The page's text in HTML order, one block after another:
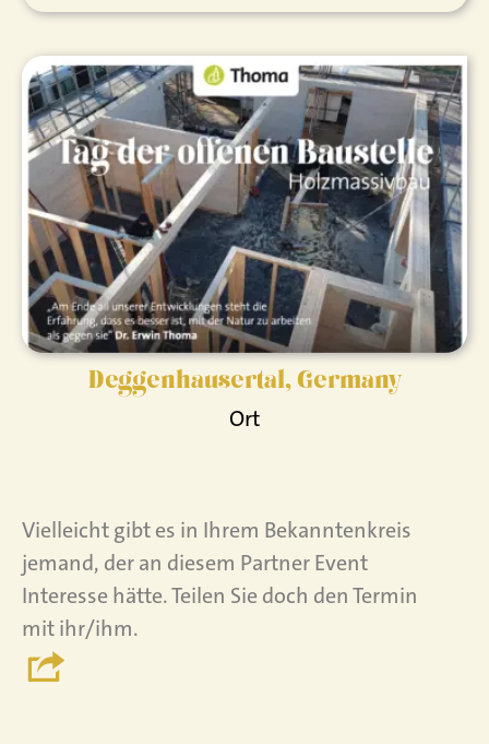
Deggenhausertal, Germany
Ort
Vielleicht gibt es in Ihrem Bekanntenkreis
jemand, der an diesem Partner Event
Interesse hätte. Teilen Sie doch den Termin
mit ihr/ihm.